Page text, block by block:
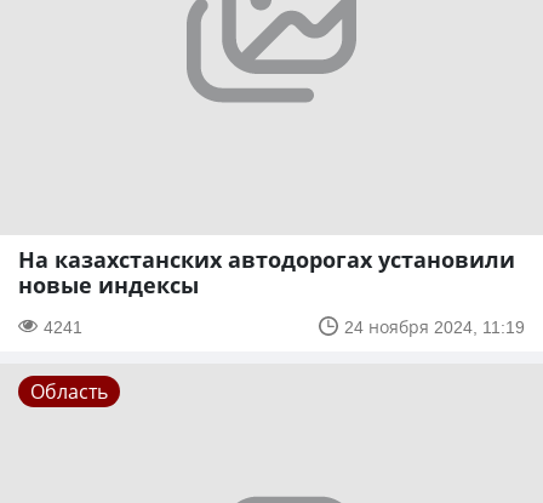
На казахстанских автодорогах установили
новые индексы
4241 24 ноября 2024, 11:19
Область